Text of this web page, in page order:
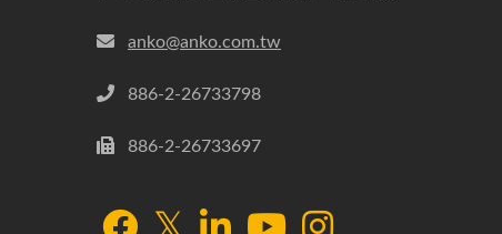
anko@anko.com.tw
886-2-26733798
886-2-26733697